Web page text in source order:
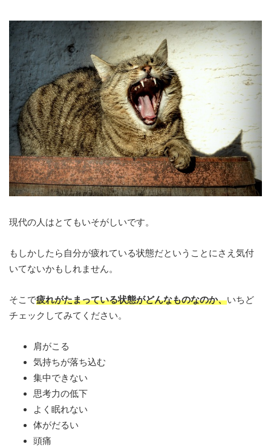
現代の人はとてもいそがしいです。
もしかしたら自分が疲れている状態だということにさえ気付
いてないかもしれません。
そこで疲れがたまっている状態がどんなものなのか、いちど
チェックしてみてください。
肩がこる
気持ちが落ち込む
集中できない
思考力の低下
よく眠れない
体がだるい
頭痛